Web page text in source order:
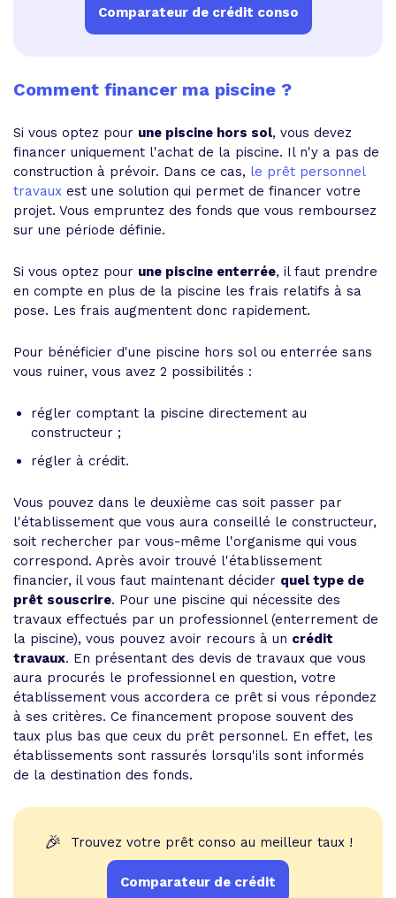
Comparateur de crédit conso
Comment financer ma piscine ?
Si vous optez pour une piscine hors sol, vous devez
financer uniquement l'achat de la piscine. Il n'y a pas de
construction à prévoir. Dans ce cas, le prêt personnel
travaux est une solution qui permet de financer votre
projet. Vous empruntez des fonds que vous remboursez
sur une période définie.
Si vous optez pour une piscine enterrée, il faut prendre
en compte en plus de la piscine les frais relatifs à sa
pose. Les frais augmentent donc rapidement.
Pour bénéficier d'une piscine hors sol ou enterrée sans
vous ruiner, vous avez 2 possibilités :
régler comptant la piscine directement au
constructeur ;
régler à crédit.
Vous pouvez dans le deuxième cas soit passer par
l'établissement que vous aura conseillé le constructeur,
soit rechercher par vous-même l'organisme qui vous
correspond. Après avoir trouvé l'établissement
financier, il vous faut maintenant décider quel type de
prêt souscrire. Pour une piscine qui nécessite des
travaux effectués par un professionnel (enterrement de
la piscine), vous pouvez avoir recours à un crédit
travaux. En présentant des devis de travaux que vous
aura procurés le professionnel en question, votre
établissement vous accordera ce prêt si vous répondez
à ses critères. Ce financement propose souvent des
taux plus bas que ceux du prêt personnel. En effet, les
établissements sont rassurés lorsqu'ils sont informés
de la destination des fonds.
🎉 Trouvez votre prêt conso au meilleur taux !
Comparateur de crédit